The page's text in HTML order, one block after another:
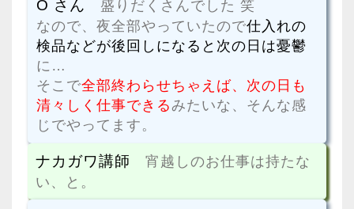
O さん 盛りだくさんでした 笑
なので、夜全部やっていたので仕入れの
検品などが後回しになると次の日は憂鬱
に…
そこで全部終わらせちゃえば、次の日も
清々しく仕事できるみたいな、そんな感
じでやってます。
ナカガワ講師 宵越しのお仕事は持たな
い、と。